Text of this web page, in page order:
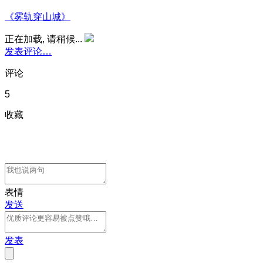
《雾轨穿山城》
正在加载, 请稍候...
发表评论…
评论
5
收藏
表情
发送
发表